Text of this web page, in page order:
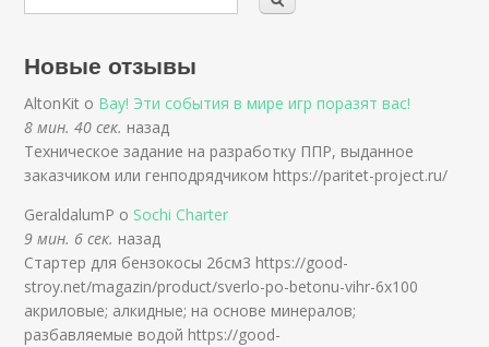
Новые отзывы
AltonKit о Вау! Эти события в мире игр поразят вас!
8 мин. 40 сек. назад
Техническое задание на разработку ППР, выданное
заказчиком или генподрядчиком https://paritet-project.ru/
GeraldalumP о Sochi Charter
9 мин. 6 сек. назад
Стартер для бензокосы 26см3 https://good-
stroy.net/magazin/product/sverlo-po-betonu-vihr-6x100
акриловые; алкидные; на основе минералов;
разбавляемые водой https://good-